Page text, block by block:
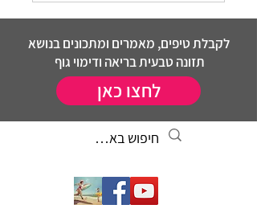
לקבלת טיפים, מאמרים ומתכונים בנושא
תזונה טבעית בריאה ודימוי גוף
לחצו כאן